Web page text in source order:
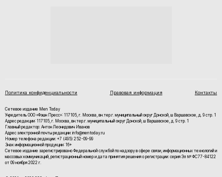
Политика конфиденциальности Правовая информация Контакты
Сетевое издание Men Today
Учредитель ООО «Фэшн Пресс»: 117105, г. Москва, вн.тер.г. муниципальный округ Донской, ш Варшавское, д. 9 стр. 1
Адрес редакции: 117105, г. Москва, вн.тер.г. муниципальный округ Донской, ш Варшавское, д. 9 стр. 1
Главный редактор: Антон Леонидович Иванов
Адрес электронной почты редакции: info@mentoday.ru
Номер телефона редакции: +7 (495) 252-09-99
Знак информационной продукции: 16+
Cетевое издание зарегистрировано Федеральной службой по надзору в сфере связи, информационных технологий и
массовых коммуникаций, регистрационный номер и дата принятия решения о регистрации: серия Эл № ФС77-84122
от 09 ноября 2022 г.